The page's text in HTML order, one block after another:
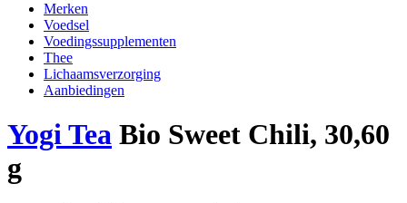
Merken
Voedsel
Voedingssupplementen
Thee
Lichaamsverzorging
Aanbiedingen
Yogi Tea Bio Sweet Chili, 30,60
g